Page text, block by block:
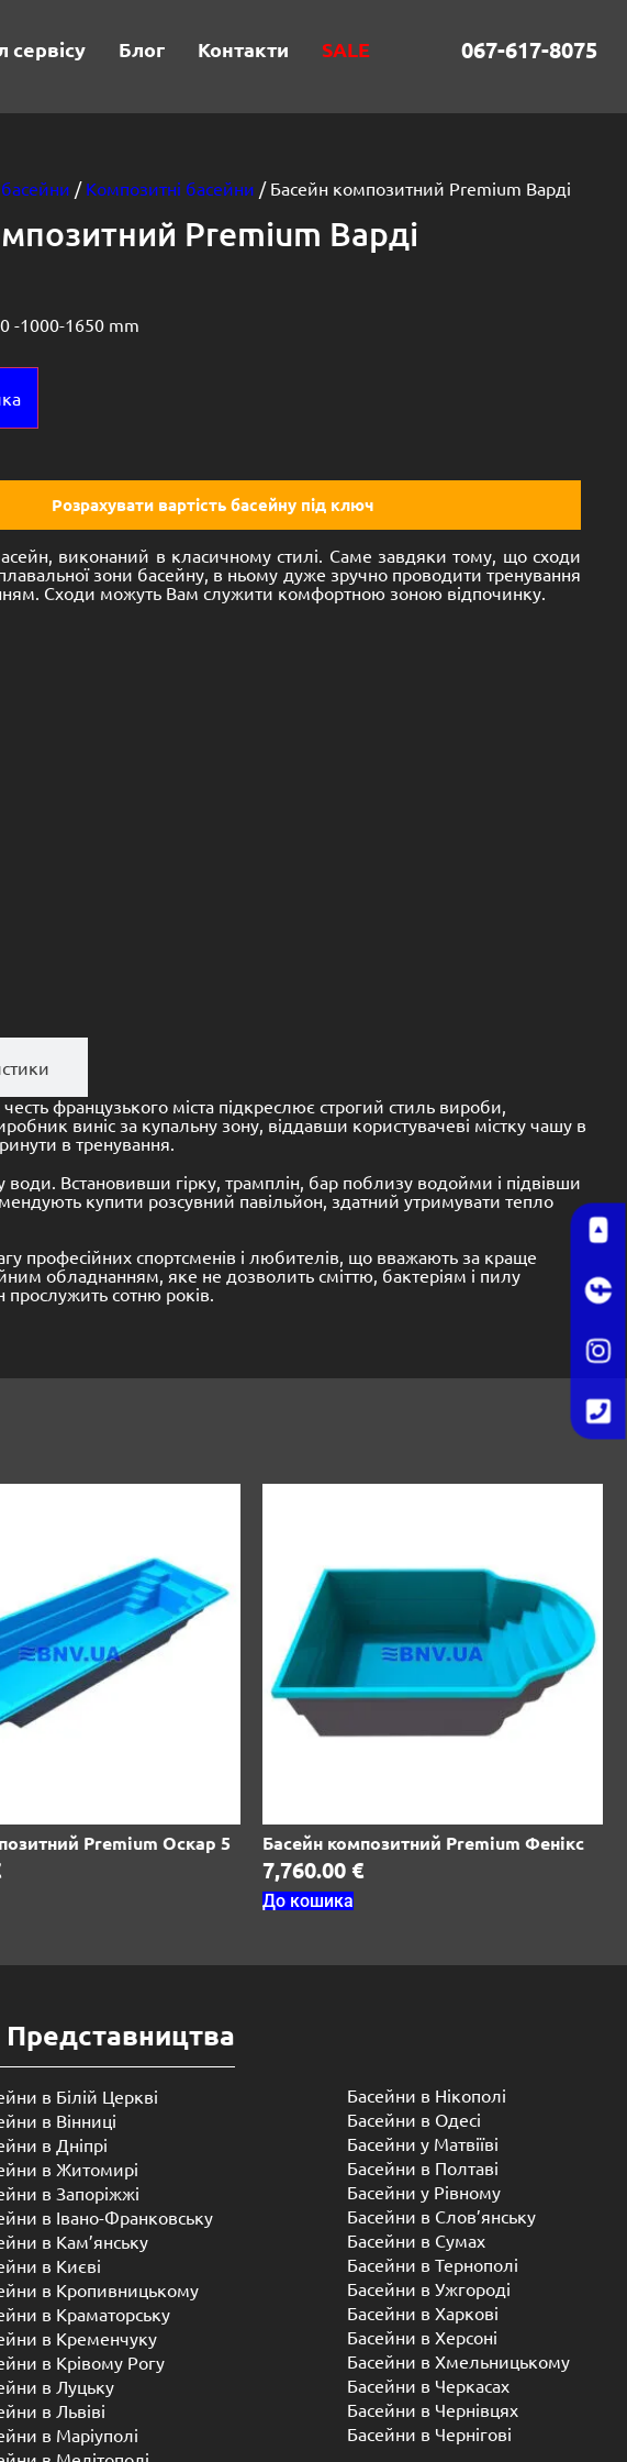
сервісу Блог Контакти SALE 067-617-8075
/ Композитні басейни / Басейн композитний Premium Варді
Premium Варді
-1000-1650 mm
Розрахувати вартість басейну під ключ
виконаний в класичному стилі. Саме завдяки тому, що сходи
зони басейну, в ньому дуже зручно проводити тренування
Сходи можуть Вам служити комфортною зоною відпочинку.
французького міста підкреслює строгий стиль вироби,
виніс за купальну зону, віддавши користувачеві містку чашу в
в тренування.
Встановивши гірку, трамплін, бар поблизу водойми і підвівши
купити розсувний павільйон, здатний утримувати тепло
професійних спортсменів і любителів, що вважають за краще
обладнанням, яке не дозволить сміттю, бактеріям і пилу
сотню років.
Premium Оскар 5 Басейн композитний Premium Фенікс
7,760.00 €
До кошика
Представництва
в Білій Церкві
в Вінниці
в Дніпрі
в Житомирі
в Запоріжжі
в Івано-Франковську
в Кам’янську
в Києві
в Кропивницькому
в Краматорську
в Кременчуку
в Крівому Рогу
в Луцьку
в Львіві
в Маріуполі
Басейни в Нікополі
Басейни в Одесі
Басейни у Матвіїві
Басейни в Полтаві
Басейни у ​​Рівному
Басейни в Слов’янську
Басейни в Сумах
Басейни в Тернополі
Басейни в Ужгороді
Басейни в Харкові
Басейни в Херсоні
Басейни в Хмельницькому
Басейни в Черкасах
Басейни в Чернівцях
Басейни в Чернігові